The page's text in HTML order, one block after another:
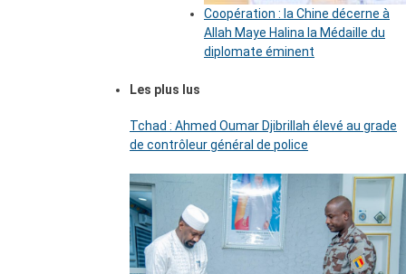
Coopération : la Chine décerne à
Allah Maye Halina la Médaille du
diplomate éminent
Les plus lus
Tchad : Ahmed Oumar Djibrillah élevé au grade
de contrôleur général de police